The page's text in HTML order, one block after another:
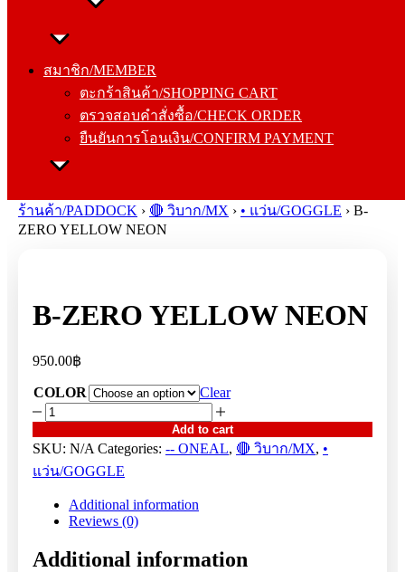
สมาชิก/MEMBER
ตะกร้าสินค้า/SHOPPING CART
ตรวจสอบคำสั่งซื้อ/CHECK ORDER
ยืนยันการโอนเงิน/CONFIRM PAYMENT
สมาชิก/MEMBER
ตรวจสอบคำสั่งซื้อ/CHECK ORDER
ยืนยันการโอนเงิน/CONFIRM PAYMENT
ร้านค้า/PADDOCK › 🔴 วิบาก/MX › • แว่น/GOGGLE › B-
ZERO YELLOW NEON
B-ZERO YELLOW NEON
950.00฿
COLOR
Clear
B-
ZERO
YELLOW
NEON
quantity
Add to cart
SKU: N/A Categories: -- ONEAL, 🔴 วิบาก/MX, •
แว่น/GOGGLE
Additional information
Reviews (0)
Additional information